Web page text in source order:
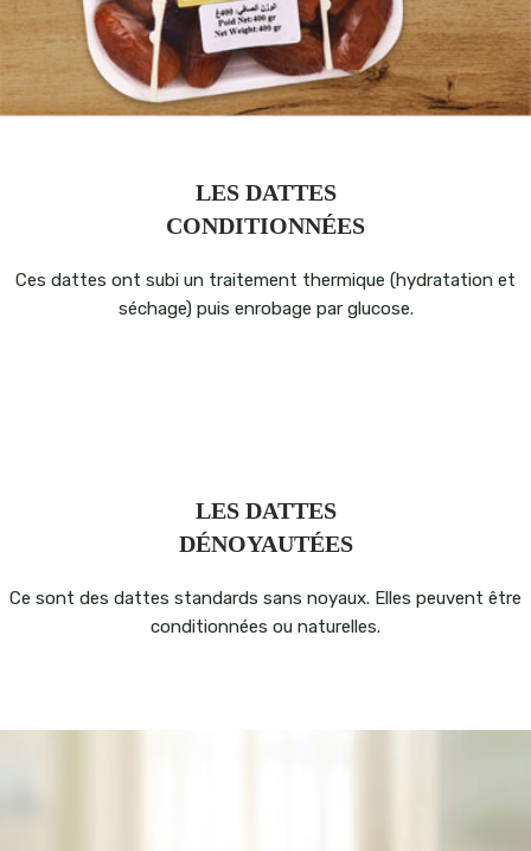
LES DATTES
CONDITIONNÉES
Ces dattes ont subi un traitement thermique (hydratation et
séchage) puis enrobage par glucose.
LES DATTES
DÉNOYAUTÉES
Ce sont des dattes standards sans noyaux. Elles peuvent être
conditionnées ou naturelles.